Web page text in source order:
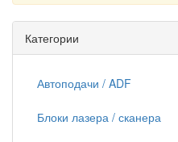
Категории
Автоподачи / ADF
Блоки лазера / сканера